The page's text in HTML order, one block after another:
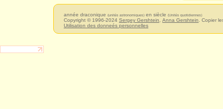
année draconique (unités astronomiques) en siècle (Unités quotidiennes)
Copyright © 1996-2024 Sergey Gershtein Anna Gershtein . Copier
Utilisation des donneés personnelles